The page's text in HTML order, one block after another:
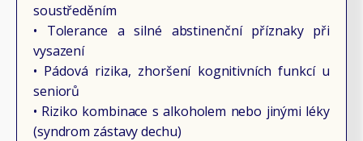
soustředěním
• Tolerance a silné abstinenční příznaky při
vysazení
• Pádová rizika, zhoršení kognitivních funkcí u
seniorů
• Riziko kombinace s alkoholem nebo jinými léky
(syndrom zástavy dechu)